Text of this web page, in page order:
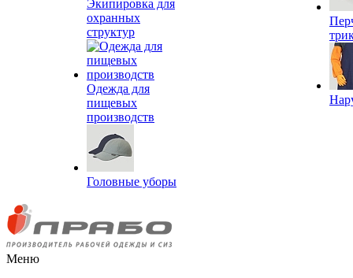
Экипировка для
охранных
структур
Одежда для
пищевых
производств
Головные уборы
Меню